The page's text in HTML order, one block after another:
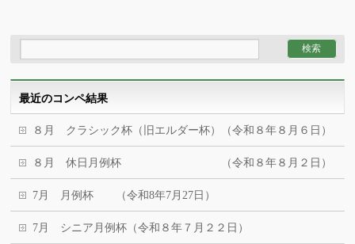
最近のコンペ結果
８月 クラシック杯（旧エルダー杯）（令和８年８月６日）
８月 休日月例杯 （令和８年８月２日）
7月 月例杯 （令和8年7月27日）
7月 シニア月例杯（令和８年７月２２日）